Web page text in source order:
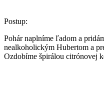
Postup:
Pohár naplníme ľadom a
nealkoholickým Hubertom a
Ozdobíme špirálou citrónovej